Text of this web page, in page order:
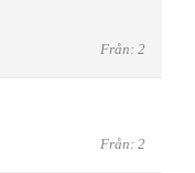
Från: 2
Från: 2